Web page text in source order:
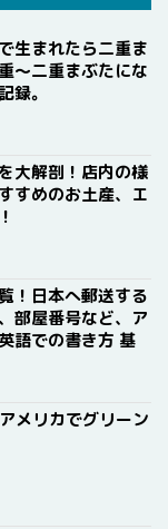
生まれたら二重ま
〜二重まぶたにな
録。
大解剖！店内の様
すめのお土産、エ
！日本へ郵送する
部屋番号など、ア
語での書き方 基
メリカでグリーン